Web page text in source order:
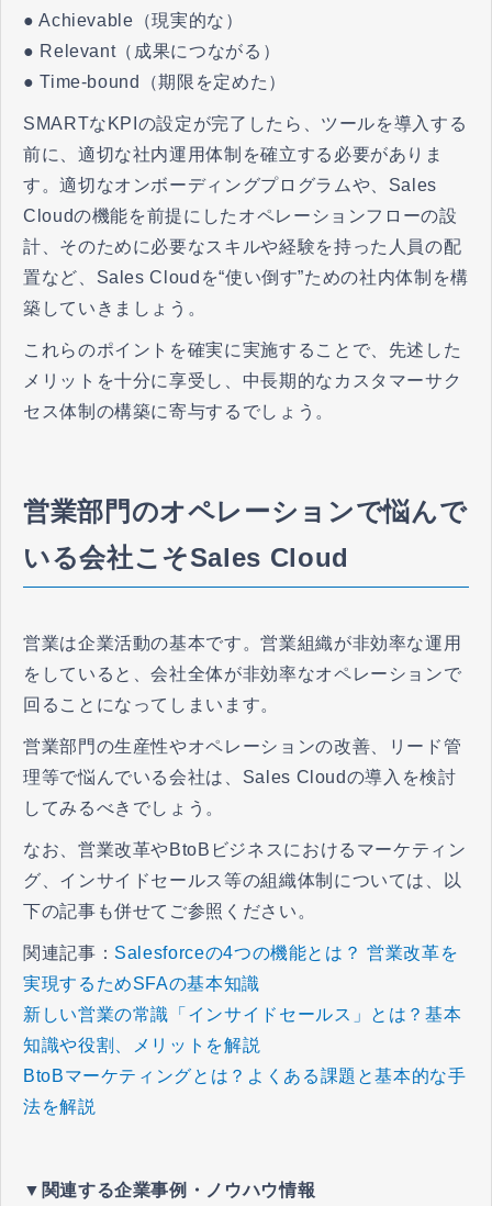
● Achievable（現実的な）
● Relevant（成果につながる）
● Time-bound（期限を定めた）
SMARTなKPIの設定が完了したら、ツールを導入する
前に、適切な社内運用体制を確立する必要がありま
す。適切なオンボーディングプログラムや、Sales
Cloudの機能を前提にしたオペレーションフローの設
計、そのために必要なスキルや経験を持った人員の配
置など、Sales Cloudを“使い倒す”ための社内体制を構
築していきましょう。
これらのポイントを確実に実施することで、先述した
メリットを十分に享受し、中長期的なカスタマーサク
セス体制の構築に寄与するでしょう。
営業部門のオペレーションで悩んで
いる会社こそSales Cloud
営業は企業活動の基本です。営業組織が非効率な運用
をしていると、会社全体が非効率なオペレーションで
回ることになってしまいます。
営業部門の生産性やオペレーションの改善、リード管
理等で悩んでいる会社は、Sales Cloudの導入を検討
してみるべきでしょう。
なお、営業改革やBtoBビジネスにおけるマーケティン
グ、インサイドセールス等の組織体制については、以
下の記事も併せてご参照ください。
関連記事： Salesforceの4つの機能とは？ 営業改革を
実現するためSFAの基本知識
新しい営業の常識「インサイドセールス」とは？基本
知識や役割、メリットを解説
BtoBマーケティングとは？よくある課題と基本的な手
法を解説
▼関連する企業事例・ノウハウ情報